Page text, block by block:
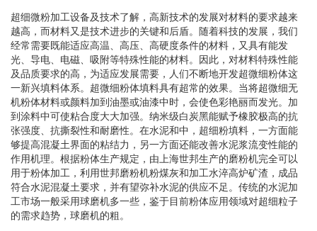
超细微粉加工设备及技术了解，高新技术的发展对材料的要求越来
越高，而材料又是技术进步的关键和后盾。随着科技的发展，我们
经常需要既能适应高温、高压、高硬度条件的材料，又具有能发
光、导电、电磁、吸附等特殊性能的材料。因此，对材料特殊性能
及品质要求的高，为适应发展需要，人们不断地开发超微细粉体这
一新兴填料体系。超微细粉体填料具有超常的效果。当将超微细无
机粉体材料或颜料加到油墨或油漆中时，会使色彩艳丽而发光。加
到涂料中可使粘合度大大加强。纳米级白炭黑能赋予橡胶极高的抗
张强度、抗撕裂性和耐磨性。在水泥和中，超细粉填料，一方面能
够提高混凝土界面的粘结力，另一方面还能改善水泥浆流变性能的
作用机理。根据粉体生产规定，由上海世邦生产的磨粉机完全可以
用于粉体加工，利用世邦磨粉机粉煤灰和加工水淬高炉矿渣，成品
符合水泥混凝土要求，并有望弥补水泥的供应不足。传统的水泥加
工市场一般采用球磨机多一些，鉴于目前粉体应用领域对超细粒子
的需求趋势，球磨机的粗。